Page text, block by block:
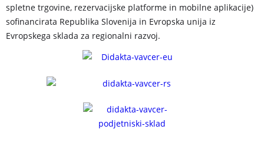
spletne trgovine, rezervacijske platforme in mobilne aplikacije)
sofinancirata Republika Slovenija in Evropska unija iz
Evropskega sklada za regionalni razvoj.